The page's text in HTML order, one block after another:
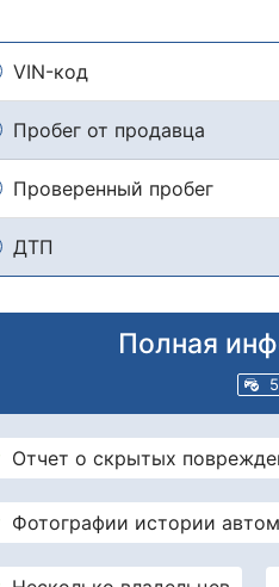
VIN-код
Пробег от продавца
Проверенный пробег
ДТП
Полная
Отчет о скрытых
Фотографии истории